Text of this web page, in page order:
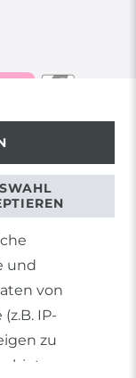
sowie
die keine
und
von
IP-
zu